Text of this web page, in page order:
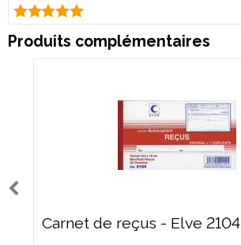
Produits complémentaires
Carnet de reçus - Elve 2104